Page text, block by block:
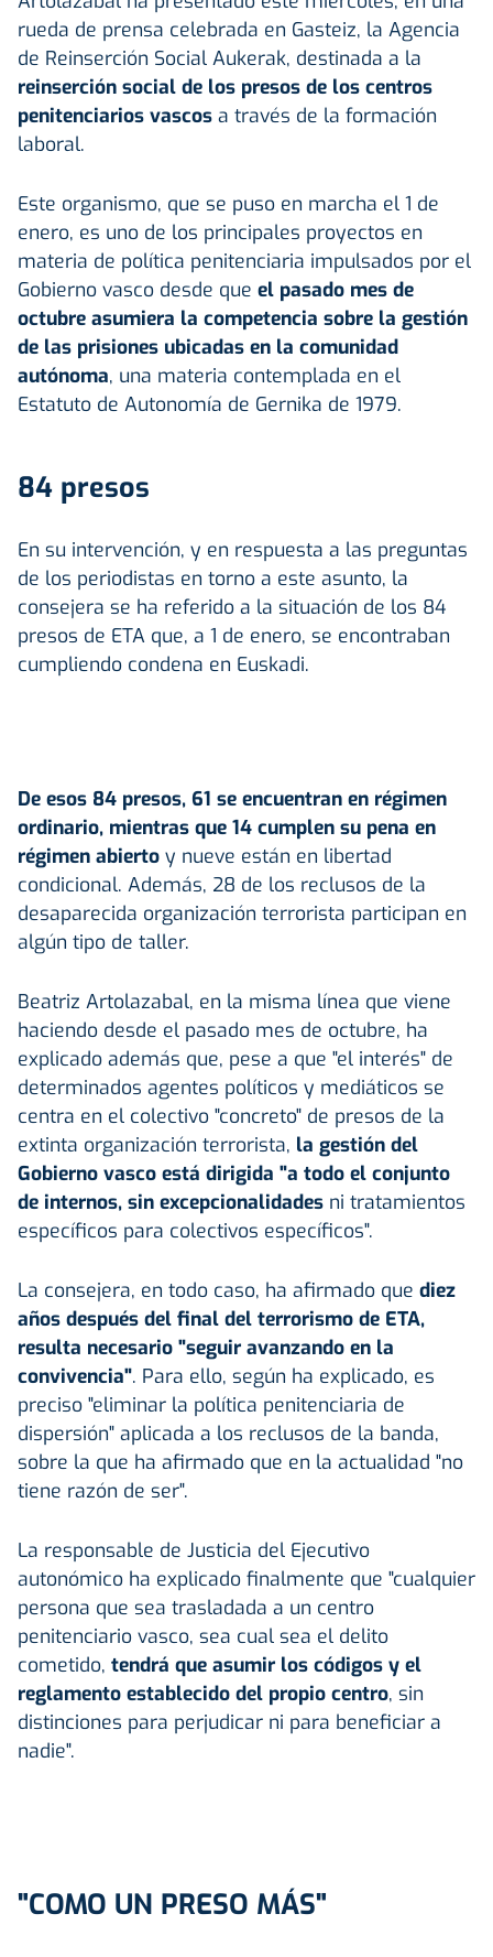
rueda de prensa celebrada en Gasteiz, la Agencia
de Reinserción Social Aukerak, destinada a la
reinserción social de los presos de los centros
penitenciarios vascos a través de la formación
laboral.
Este organismo, que se puso en marcha el 1 de
enero, es uno de los principales proyectos en
materia de política penitenciaria impulsados por el
Gobierno vasco desde que el pasado mes de
octubre asumiera la competencia sobre la gestión
de las prisiones ubicadas en la comunidad
autónoma, una materia contemplada en el
Estatuto de Autonomía de Gernika de 1979.
84 presos
En su intervención, y en respuesta a las preguntas
de los periodistas en torno a este asunto, la
consejera se ha referido a la situación de los 84
presos de ETA que, a 1 de enero, se encontraban
cumpliendo condena en Euskadi.
De esos 84 presos, 61 se encuentran en régimen
ordinario, mientras que 14 cumplen su pena en
régimen abierto y nueve están en libertad
condicional. Además, 28 de los reclusos de la
desaparecida organización terrorista participan en
algún tipo de taller.
Beatriz Artolazabal, en la misma línea que viene
haciendo desde el pasado mes de octubre, ha
explicado además que, pese a que "el interés" de
determinados agentes políticos y mediáticos se
centra en el colectivo "concreto" de presos de la
extinta organización terrorista, la gestión del
Gobierno vasco está dirigida "a todo el conjunto
de internos, sin excepcionalidades ni tratamientos
específicos para colectivos específicos".
La consejera, en todo caso, ha afirmado que diez
años después del final del terrorismo de ETA,
resulta necesario "seguir avanzando en la
convivencia". Para ello, según ha explicado, es
preciso "eliminar la política penitenciaria de
dispersión" aplicada a los reclusos de la banda,
sobre la que ha afirmado que en la actualidad "no
tiene razón de ser".
La responsable de Justicia del Ejecutivo
autonómico ha explicado finalmente que "cualquier
persona que sea trasladada a un centro
penitenciario vasco, sea cual sea el delito
cometido, tendrá que asumir los códigos y el
reglamento establecido del propio centro, sin
distinciones para perjudicar ni para beneficiar a
nadie".
"COMO UN PRESO MÁS"